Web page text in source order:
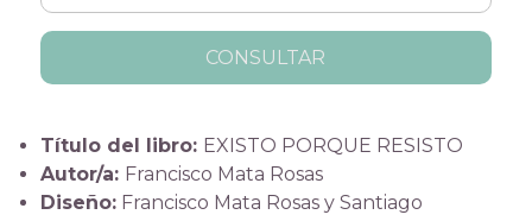
CONSULTAR
Título del libro: EXISTO PORQUE RESISTO
Autor/a: Francisco Mata Rosas
Diseño:Francisco Mata Rosas y Santiago